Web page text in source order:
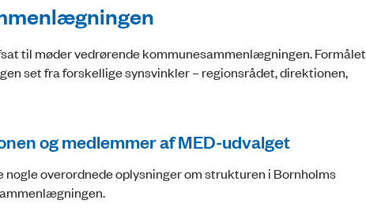
til møder vedrørende kommunesammenlægningen. Formålet
set fra forskellige synsvinkler – regionsrådet, direktionen,
og medlemmer af MED-udvalget
overordnede oplysninger om strukturen i Bornholms